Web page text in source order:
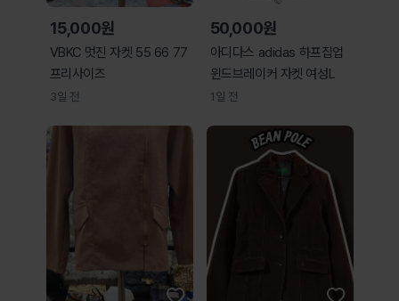
15,000원
VBKC 멋진 자켓 55 66 77
프리사이즈
3일 전
50,000원
아디다스 adidas 하프집업
윈드브레이커 자켓 여성L
1일 전